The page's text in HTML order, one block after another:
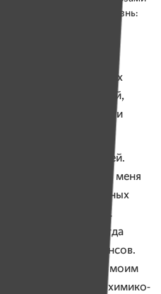
она держится за жизнь:
на лучшее».
учителем начальных
хотела учить детей,
после девяти
поступила в лицей.
что я никто и звать меня
дети обеспеченных
не здоровались…
и зубрила. Уже тогда
не будет и шансов.
отметок с моим
в классе с химико-